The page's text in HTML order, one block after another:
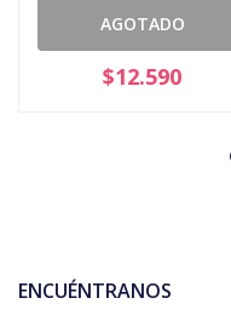
AGOTADO
$12.590
ENCUÉNTRANOS